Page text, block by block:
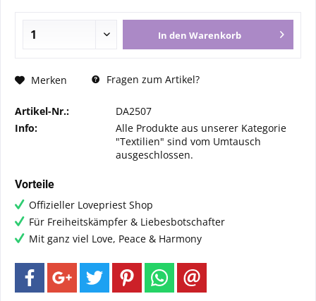
In den Warenkorb
Merken Fragen zum Artikel?
Artikel-Nr.:
DA2507
Info:
Alle Produkte aus unserer Kategorie
"Textilien" sind vom Umtausch
ausgeschlossen.
Vorteile
Offizieller Lovepriest Shop
Für Freiheitskämpfer & Liebesbotschafter
Mit ganz viel Love, Peace & Harmony